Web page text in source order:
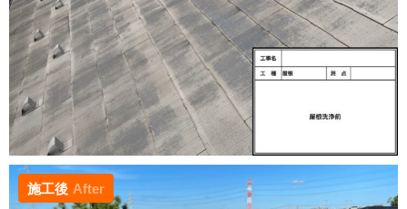
施工後 After